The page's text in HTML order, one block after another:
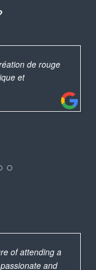
de rouge
et
of attending a
and